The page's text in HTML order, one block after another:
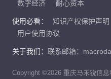
数字经济
耐心资本
使用必看： 知识产权保护声明
用户使用协议
关于我们： 联系邮箱：
Copyright ©2026 重庆马禾锐信